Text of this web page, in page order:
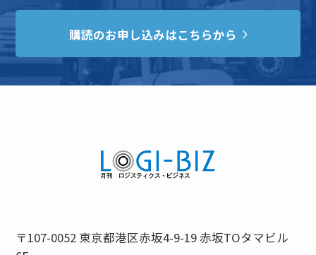
購読のお申し込みはこちらから
〒107-0052 東京都港区赤坂4-9-19 赤坂TOタマビル